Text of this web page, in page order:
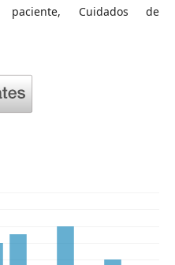
paciente, Cuidados de